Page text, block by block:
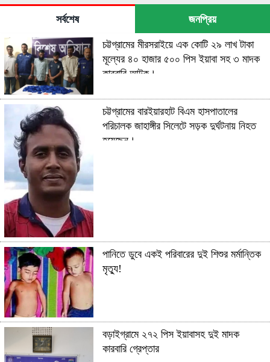
সর্বশেষ জনপ্রিয়
চট্টগ্রামের মীরসরাইয়ে এক কোটি ২৯ লাখ টাকা
মূল্যের ৪০ হাজার ৫০০ পিস ইয়াবা সহ ৩ মাদক
কারবারি আটক।
চট্টগ্রামের বারইয়ারহাট বিএম হাসপাতালের
পরিচালক জাহাঙ্গীর সিলেটে সড়ক দুর্ঘটনায় নিহত
হয়েছেন।
পানিতে ডুবে একই পরিবারের দুই শিশুর মর্মান্তিক
মৃত্যু!
বড়াইগ্রামে ২৭২ পিস ইয়াবাসহ দুই মাদক
কারবারি গ্রেপ্তার